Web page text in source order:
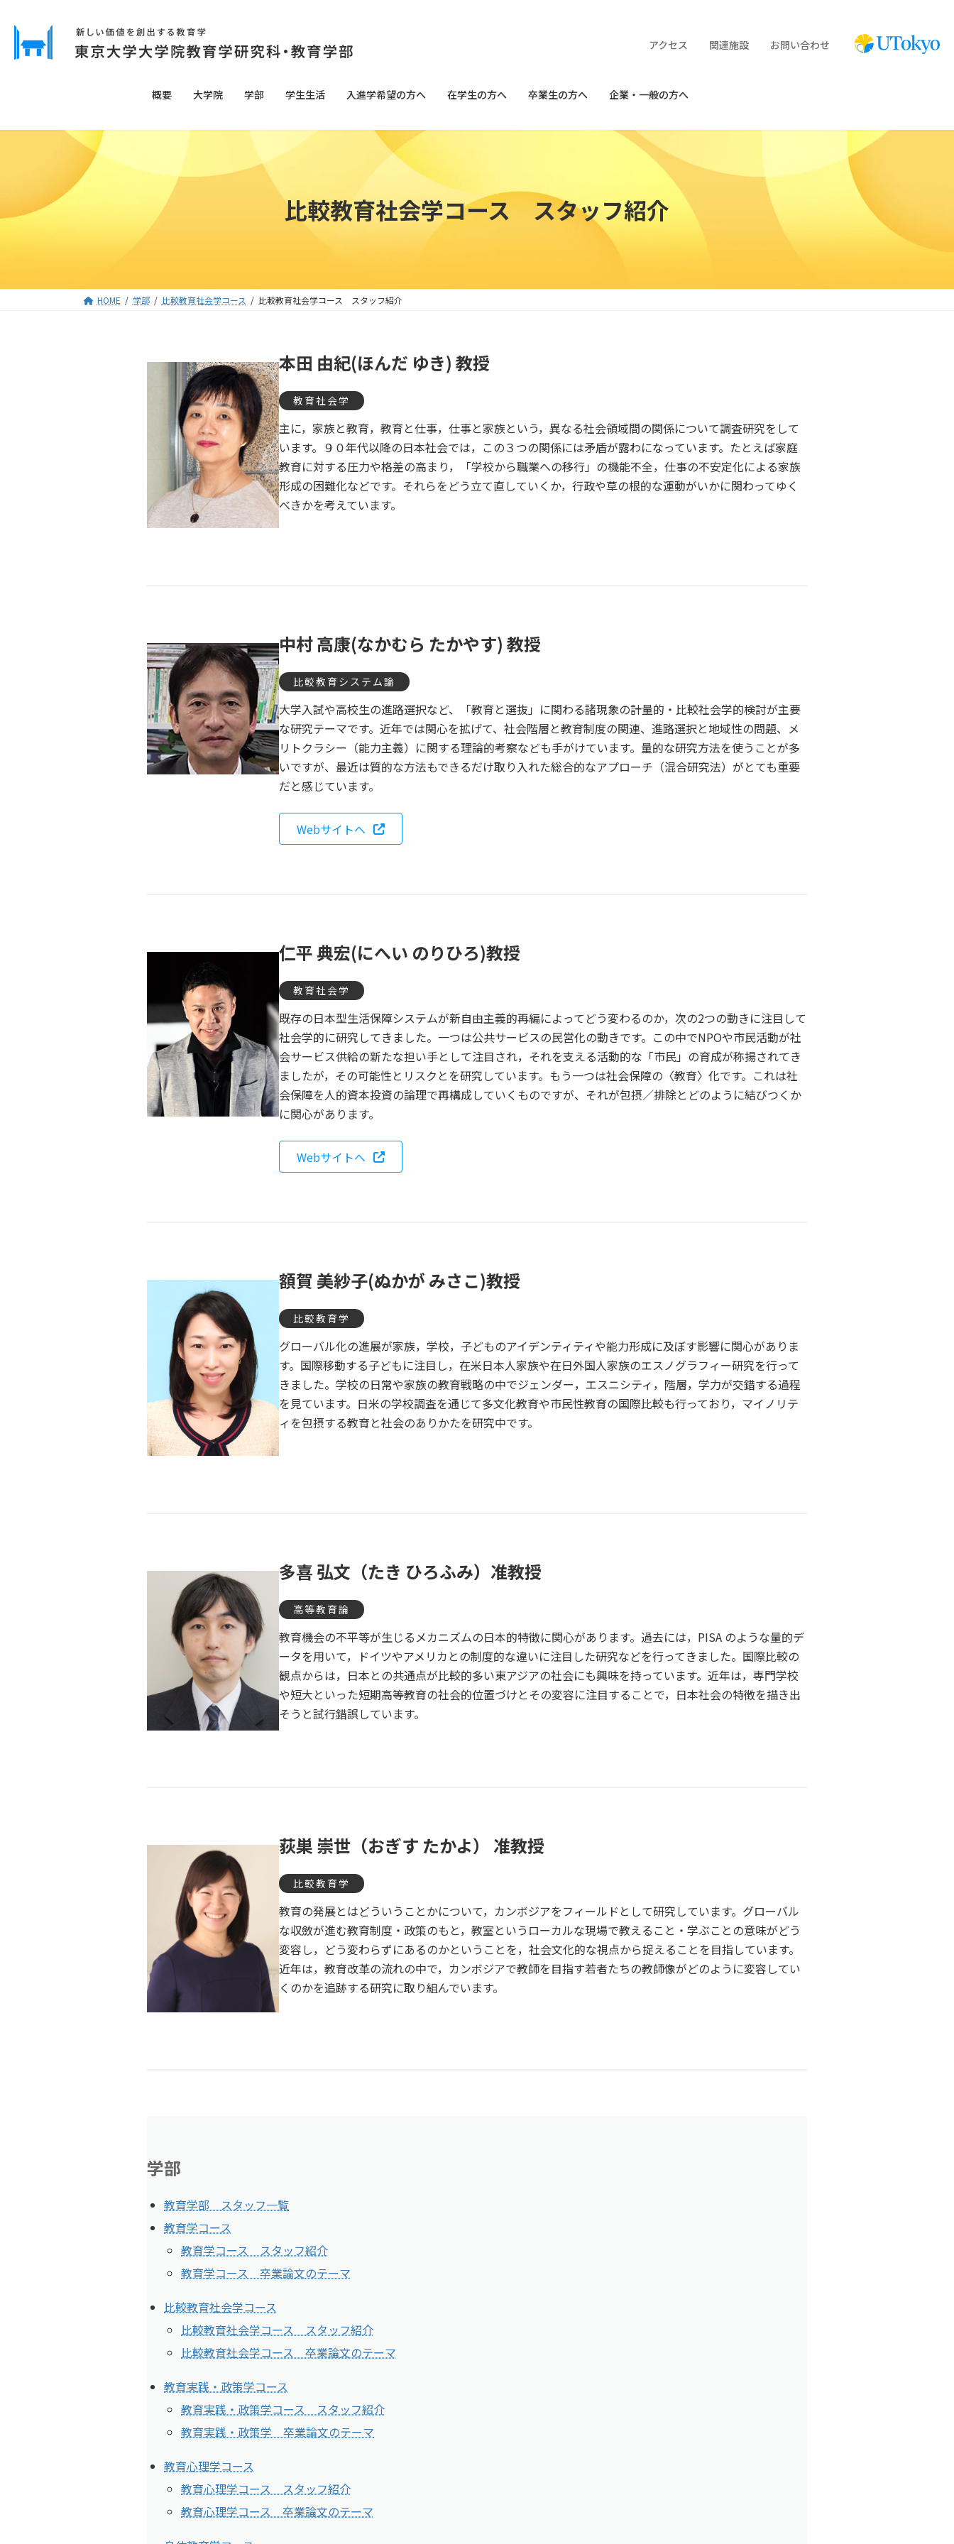
キ
に
アクセス 関連施設 お問い合わせ
概要 大学院 学部 学生生活 入進学希望の方へ 在学生の方へ 卒業生の方へ 企業・一般の方へ
比較教育社会学コース スタッフ紹介
HOME 学部 比較教育社会学コース 比較教育社会学コース スタッフ紹介
本田 由紀(ほんだ ゆき) 教授
教育社会学
主に，家族と教育，教育と仕事，仕事と家族という，異なる社会領域間の関係について調査研究をして
います。９０年代以降の日本社会では，この３つの関係には矛盾が露わになっています。たとえば家庭
教育に対する圧力や格差の高まり，「学校から職業への移行」の機能不全，仕事の不安定化による家族
形成の困難化などです。それらをどう立て直していくか，行政や草の根的な運動がいかに関わってゆく
べきかを考えています。
中村 高康(なかむら たかやす) 教授
比較教育システム論
大学入試や高校生の進路選択など、「教育と選抜」に関わる諸現象の計量的・比較社会学的検討が主要
な研究テーマです。近年では関心を拡げて、社会階層と教育制度の関連、進路選択と地域性の問題、メ
リトクラシー（能力主義）に関する理論的考察なども手がけています。量的な研究方法を使うことが多
いですが、最近は質的な方法もできるだけ取り入れた総合的なアプローチ（混合研究法）がとても重要
だと感じています。
Webサイトへ
仁平 典宏(にへい のりひろ)教授
教育社会学
既存の日本型生活保障システムが新自由主義的再編によってどう変わるのか，次の2つの動きに注目して
社会学的に研究してきました。一つは公共サービスの民営化の動きです。この中でNPOや市民活動が社
会サービス供給の新たな担い手として注目され，それを支える活動的な「市民」の育成が称揚されてき
ましたが，その可能性とリスクとを研究しています。もう一つは社会保障の〈教育〉化です。これは社
会保障を人的資本投資の論理で再構成していくものですが、それが包摂／排除とどのように結びつくか
に関心があります。
Webサイトへ
額賀 美紗子(ぬかが みさこ)教授
比較教育学
グローバル化の進展が家族，学校，子どものアイデンティティや能力形成に及ぼす影響に関心がありま
す。国際移動する子どもに注目し，在米日本人家族や在日外国人家族のエスノグラフィー研究を行って
きました。学校の日常や家族の教育戦略の中でジェンダー，エスニシティ，階層，学力が交錯する過程
を見ています。日米の学校調査を通じて多文化教育や市民性教育の国際比較も行っており，マイノリテ
ィを包摂する教育と社会のありかたを研究中です。
多喜 弘文（たき ひろふみ）准教授
高等教育論
教育機会の不平等が生じるメカニズムの日本的特徴に関心があります。過去には，PISA のような量的デ
ータを用いて，ドイツやアメリカとの制度的な違いに注目した研究などを行ってきました。国際比較の
観点からは，日本との共通点が比較的多い東アジアの社会にも興味を持っています。近年は，専門学校
や短大といった短期高等教育の社会的位置づけとその変容に注目することで，日本社会の特徴を描き出
そうと試行錯誤しています。
荻巣 崇世（おぎす たかよ） 准教授
比較教育学
教育の発展とはどういうことかについて，カンボジアをフィールドとして研究しています。グローバル
な収斂が進む教育制度・政策のもと，教室というローカルな現場で教えること・学ぶことの意味がどう
変容し，どう変わらずにあるのかということを，社会文化的な視点から捉えることを目指しています。
近年は，教育改革の流れの中で，カンボジアで教師を目指す若者たちの教師像がどのように変容してい
くのかを追跡する研究に取り組んでいます。
学部
教育学部 スタッフ一覧
教育学コース
教育学コース スタッフ紹介
教育学コース 卒業論文のテーマ
比較教育社会学コース
比較教育社会学コース スタッフ紹介
比較教育社会学コース 卒業論文のテーマ
教育実践・政策学コース
教育実践・政策学コース スタッフ紹介
教育実践・政策学 卒業論文のテーマ
教育心理学コース
教育心理学コース スタッフ紹介
教育心理学コース 卒業論文のテーマ